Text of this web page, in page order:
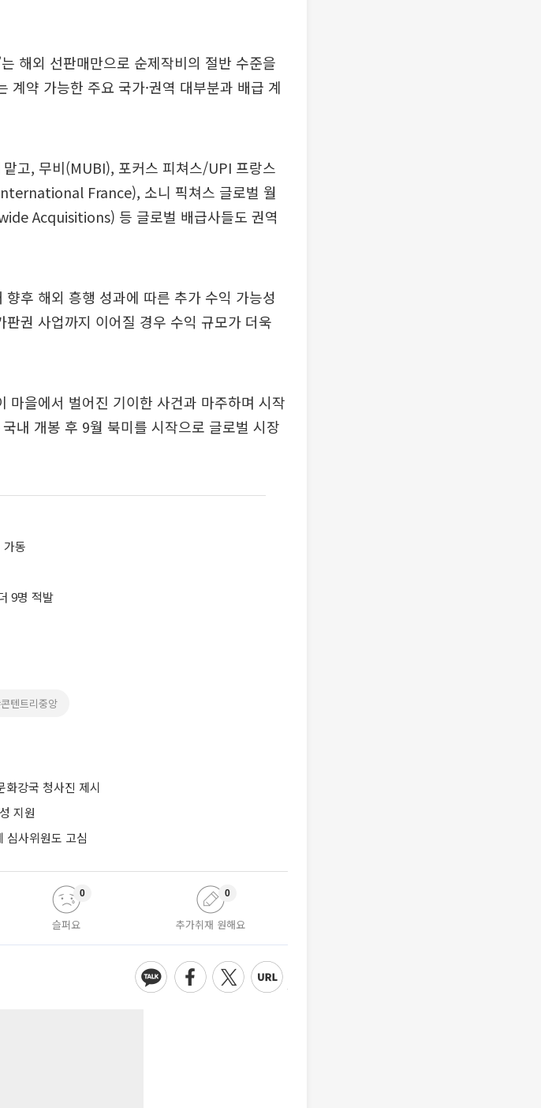
해외 선판매만으로 순제작비의 절반 수준을
계약 가능한 주요 국가·권역 대부분과 배급 계
고, 무비(MUBI), 포커스 피쳐스/UPI 프랑스
France), 소니 픽쳐스 글로벌 월
Acquisitions) 등 글로벌 배급사들도 권역
향후 해외 흥행 성과에 따른 추가 수익 가능성
권 사업까지 이어질 경우 수익 규모가 더욱
마을에서 벌어진 기이한 사건과 마주하며 시작
내 개봉 후 9월 북미를 시작으로 글로벌 시장
가동
9명 적발
텐트리중앙
강국 청사진 제시
지원
심사위원도 고심
슬퍼요
0
추가취재 원해요
0